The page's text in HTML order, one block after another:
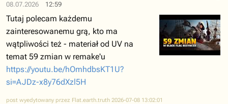
08.07.2026 12:59
Tutaj polecam każdemu
zainteresowanemu grą, kto ma
wątpliwości też - materiał od UV na
temat 59 zmian w remake'u
https://youtu.be/hOmhdbsKT1U?
si=AJDz-x8y76dXzl5H
post wyedytowany przez Flat.earth.truth 2026-07-08 13:02:01